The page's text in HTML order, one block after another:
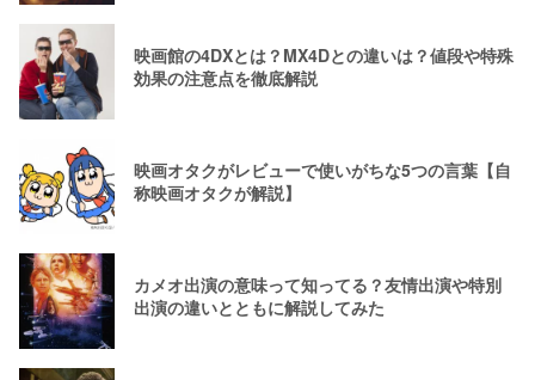
映画館の4DXとは？MX4Dとの違いは？値段や特殊
効果の注意点を徹底解説
映画オタクがレビューで使いがちな5つの言葉【自
称映画オタクが解説】
カメオ出演の意味って知ってる？友情出演や特別
出演の違いとともに解説してみた